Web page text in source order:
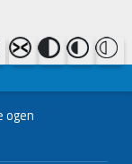
ogen